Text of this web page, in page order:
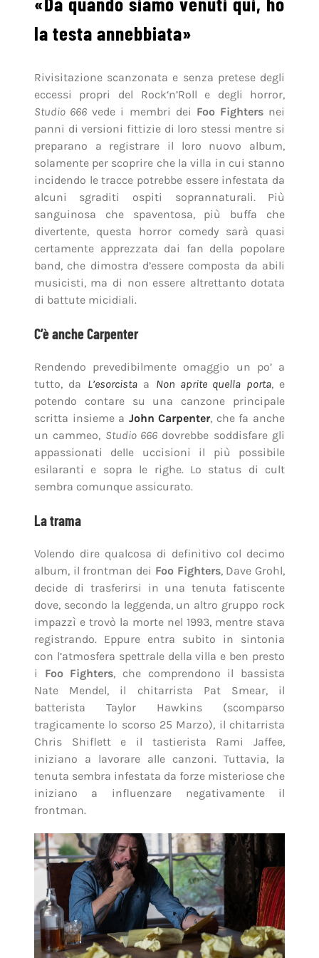
la testa annebbiata»
Rivisitazione scanzonata e senza pretese degli
eccessi propri del Rock‘n’Roll e degli horror,
Studio 666 vede i membri dei Foo Fightersnei
panni di versioni fittizie di loro stessi mentre si
preparano a registrare il loro nuovo album,
solamente per scoprire che la villa in cui stanno
incidendo le tracce potrebbe essere infestata da
alcuni sgraditi ospiti soprannaturali. Più
sanguinosa che spaventosa, più buffa che
divertente, questa horror comedy sarà quasi
certamente apprezzata dai fan della popolare
band, che dimostra d’essere composta da abili
musicisti, ma di non essere altrettanto dotata
di battute micidiali.
C’è anche Carpenter
Rendendo prevedibilmente omaggio un po’ a
tutto, da L’esorcistaa Non aprite quella porta, e
potendo contare su una canzone principale
scritta insieme a John Carpenter, che fa anche
un cammeo, Studio 666 dovrebbe soddisfare gli
appassionati delle uccisioni il più possibile
esilaranti e sopra le righe. Lo status di cult
sembra comunque assicurato.
La trama
Volendo dire qualcosa di definitivo col decimo
album, il frontman dei Foo Fighters, Dave Grohl,
decide di trasferirsi in una tenuta fatiscente
dove, secondo la leggenda, un altro gruppo rock
impazzì e trovò la morte nel 1993, mentre stava
registrando. Eppure entra subito in sintonia
con l’atmosfera spettrale della villa e ben presto
i Foo Fighters, che comprendono il bassista
Nate Mendel, il chitarrista Pat Smear, il
batterista Taylor Hawkins (scomparso
tragicamente lo scorso 25 Marzo), il chitarrista
Chris Shiflett e il tastierista Rami Jaffee,
iniziano a lavorare alle canzoni. Tuttavia, la
tenuta sembra infestata da forze misteriose che
iniziano a influenzare negativamente il
frontman.